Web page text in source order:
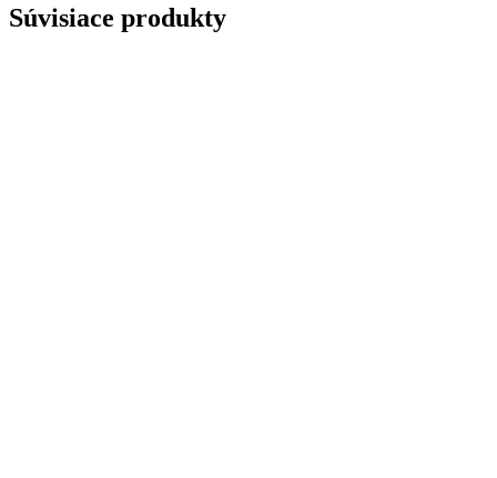
Súvisiace produkty